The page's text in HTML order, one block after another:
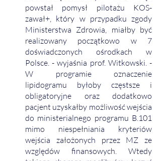
powstał pomysł pilotażu KOS-
zawał+, który w przypadku zgody
Ministerstwa Zdrowia, miałby być
realizowany początkowo w 7
doświadczonych ośrodkach w
Polsce. - wyjaśnia prof. Witkowski. -
W programie oznaczenie
lipidogramu byłoby częstsze i
obligatoryjne oraz dodatkowo
pacjent uzyskałby możliwość wejścia
do ministerialnego programu B.101
mimo niespełniania kryteriów
wejścia założonych przez MZ ze
względów finansowych. Wtedy